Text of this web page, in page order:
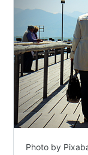
Photo by